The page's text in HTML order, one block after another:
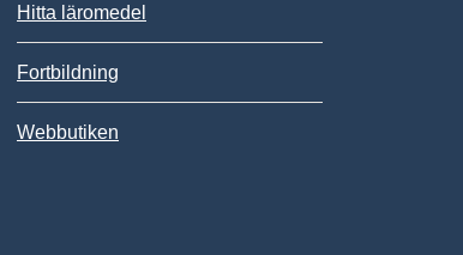
Hitta läromedel
Fortbildning
Webbutiken